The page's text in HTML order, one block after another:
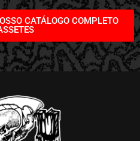
CATÁLOGO COMPLETO